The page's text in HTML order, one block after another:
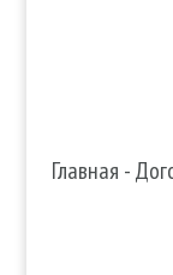
Главная -